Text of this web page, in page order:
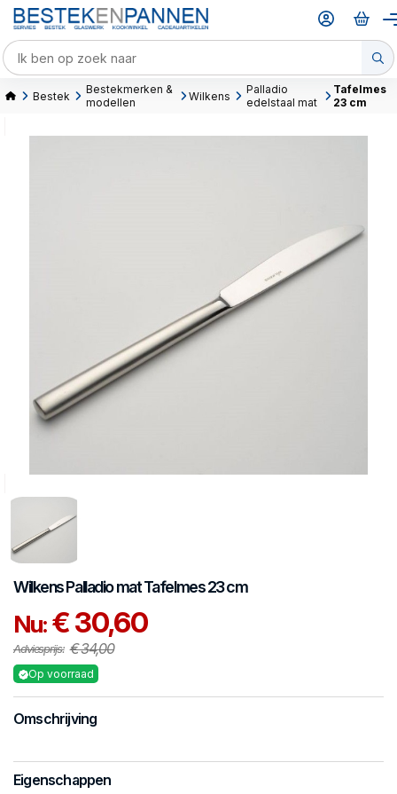
Bestek
Bestekmerken &
modellen
Wilkens
Palladio
edelstaal mat
Tafelmes
23 cm
WilkensPalladio matTafelmes 23 cm
Nu:€ 30,60
Adviesprijs: € 34,00
Op voorraad
Omschrijving
Eigenschappen